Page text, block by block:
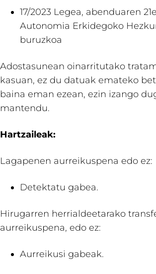
17/2023 Legea, abenduaren
Autonomia Erkidegoko
buruzkoa
Adostasunean oinarritutako
kasuan, ez du datuak emateko
baina eman ezean, ezin izango
mantendu.
Hartzaileak:
Lagapenen aurreikuspena edo ez:
Detektatu gabea.
Hirugarren herrialdeetarako
aurreikuspena, edo ez:
Aurreikusi gabeak.